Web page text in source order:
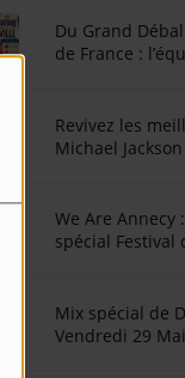
Du Grand
de France :
Revivez les
Michael
We Are Annecy
spécial Festival
Mix spécial de
Vendredi 29 Mai